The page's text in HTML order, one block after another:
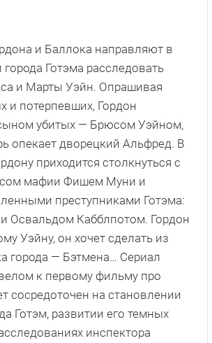
и Баллока направляют в
Готэма расследовать
и Марты Уэйн. Опрашивая
и потерпевших, Гордон
убитых — Брюсом Уэйном,
опекает дворецкий Альфред. В
приходится столкнуться с
мафии Фишем Муни и
преступниками Готэма:
Освальдом Кабблпотом. Гордон
Уэйну, он хочет сделать из
города — Бэтмена… Сериал
к первому фильму про
сосредоточен на становлении
Готэм, развитии его темных
инспектора